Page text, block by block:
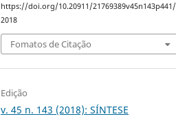
https://doi.org/10.20911/21769389v45n143p441/
2018
Fomatos de Citação
Edição
v. 45 n. 143 (2018): SÍNTESE